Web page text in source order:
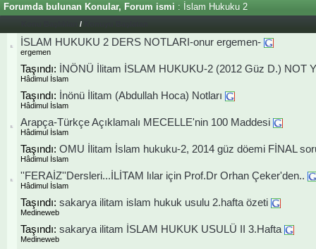
Forumda bulunan Konular, Forum ismi : İslam Hukuku 2
/
İSLAM HUKUKU 2 DERS NOTLARI-onur ergemen-
ergemen
Taşındı: İNÖNÜ İlitam İSLAM HUKUKU-2 (2012 Güz D.) NOT
Hâdimul İslam
Taşındı: İnönü İlitam (Abdullah Hoca) Notları
Hâdimul İslam
Arapça-Türkçe Açıklamalı MECELLE'nin 100 Maddesi
Hâdimul İslam
Taşındı: OMU İlitam İslam hukuku-2, 2014 güz döemi FİNAL
Hâdimul İslam
''FERAİZ''Dersleri...İLİTAM lılar için Prof.Dr Orhan Çeker'den..
Hâdimul İslam
Taşındı: sakarya ilitam islam hukuk usulu 2.hafta özeti
Medineweb
Taşındı: sakarya ilitam İSLAM HUKUK USULÜ II 3.Hafta
Medineweb